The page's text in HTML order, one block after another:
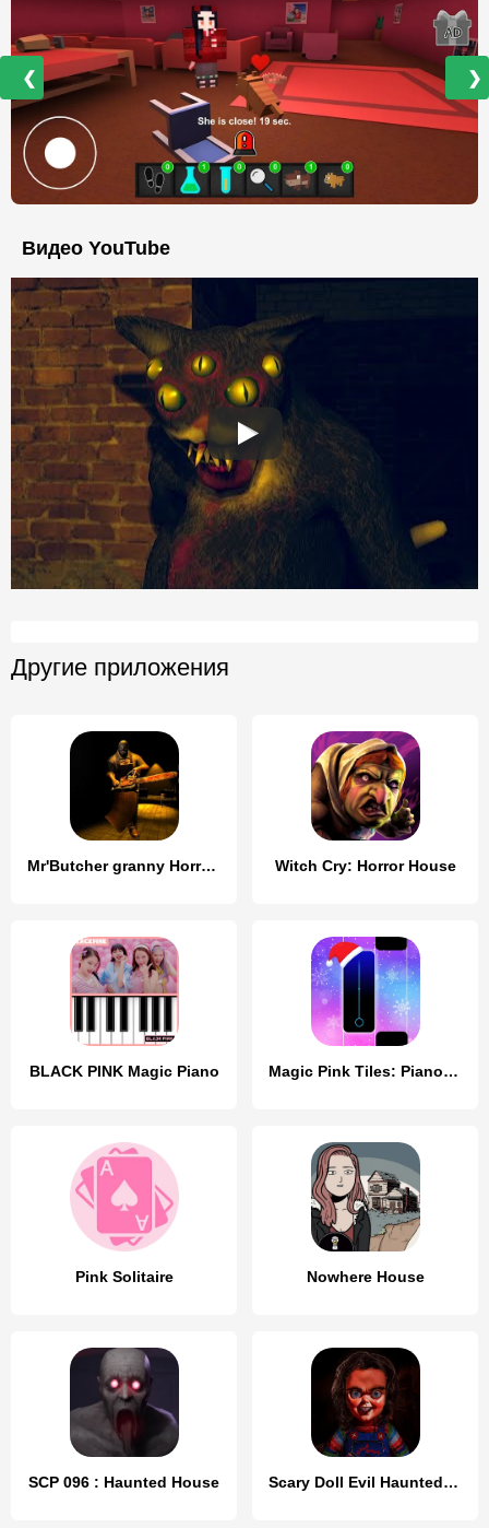
❮ ❯
Видео YouTube
Другие приложения
Mr'Butcher granny Horror House Witch Cry: Horror House
BLACK PINK Magic Piano Magic Pink Tiles: Piano Game
Pink Solitaire Nowhere House
SCP 096 : Haunted House Scary Doll Evil Haunted House